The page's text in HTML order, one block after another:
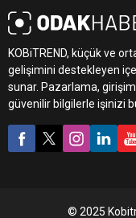
KOBiTREND, küçük ve
gelişimini destekleyen
sunar. Pazarlama,
güvenilir bilgilerle işinizi
© 2025